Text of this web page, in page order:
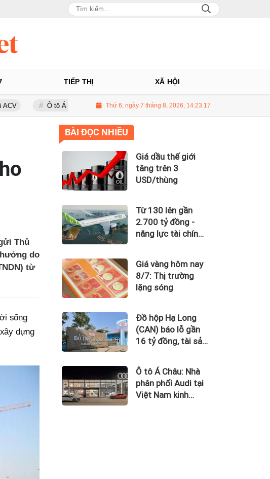
TIẾP THỊ XÃ HỘI
Ô tô Á Châu: Nhà phân phối Audi tại Việt Nam kinh doanh thua lỗ
Thứ 6, ngày 7 tháng 8, 2026, 14:23:19
Thủ
do
từ
sống
dựng
BÀI ĐỌC NHIỀU
Giá dầu thế giới
tăng trên 3
USD/thùng
Từ 130 lên gần
2.700 tỷ đồng -
năng lực tài chính
công nợ với ACV
Giá vàng hôm nay
8/7: Thị trường
lặng sóng
Đồ hộp Hạ Long
(CAN) báo lỗ gần
16 tỷ đồng, tài sản
sau nửa năm
Ô tô Á Châu: Nhà
phân phối Audi tại
Việt Nam kinh